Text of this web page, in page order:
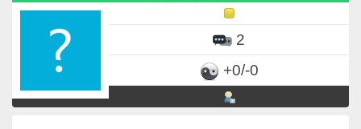
2
+0/-0